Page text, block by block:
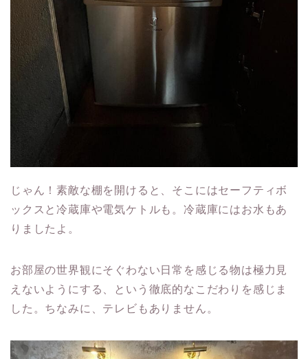
じゃん！素敵な棚を開けると、そこにはセーフティボ
ックスと冷蔵庫や電気ケトルも。冷蔵庫にはお水もあ
りましたよ。
お部屋の世界観にそぐわない日常を感じる物は極力見
えないようにする、という徹底的なこだわりを感じま
した。ちなみに、テレビもありません。